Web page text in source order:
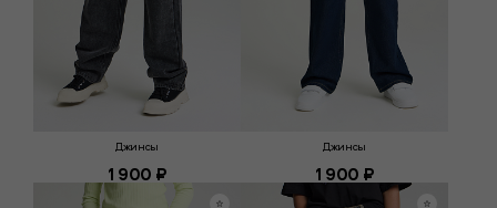
Джинсы
1 900 ₽
Джинсы
1 900 ₽